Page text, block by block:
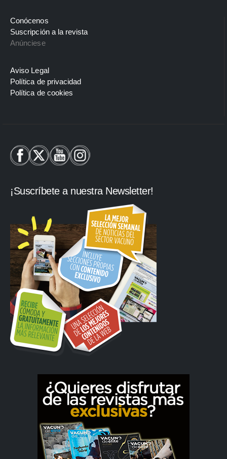
Conócenos
Suscripción a la revista
Anúnciese
Aviso Legal
Política de privacidad
Política de cookies
¡Suscríbete a nuestra Newsletter!